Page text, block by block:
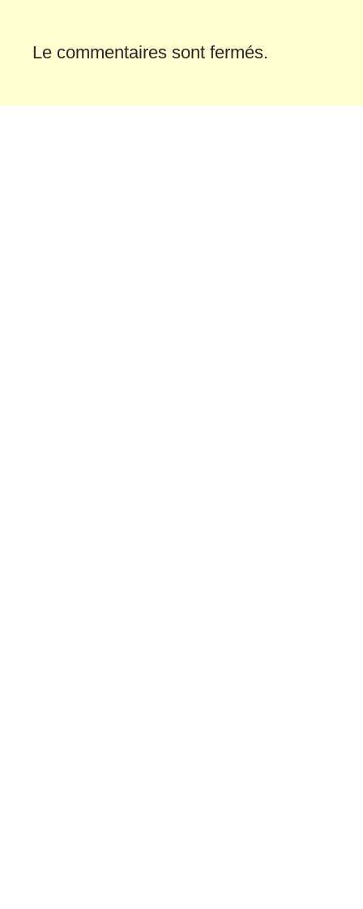
Le commentaires sont fermés.